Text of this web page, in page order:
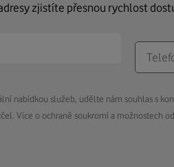
zjistíte přesnou rychlost
nabídkou služeb, udělte nám souhlas s
Více o ochraně soukromí a možnostech